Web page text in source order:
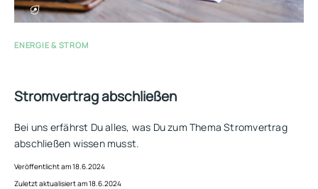
ENERGIE & STROM
Stromvertrag abschließen
Bei uns erfährst Du alles, was Du zum Thema Stromvertrag
abschließen wissen musst.
Veröffentlicht am 18.6.2024
Zuletzt aktualisiert am 18.6.2024